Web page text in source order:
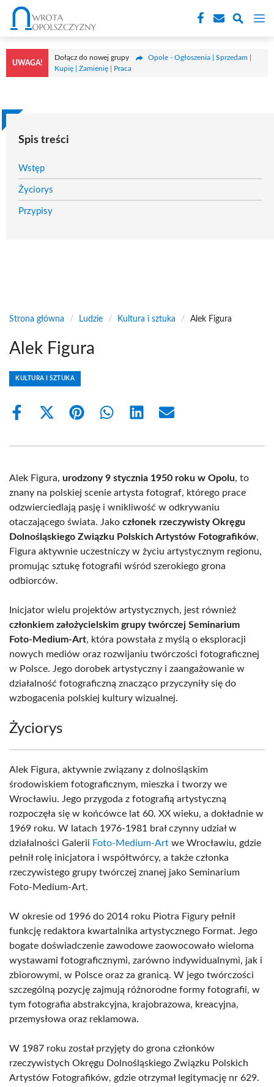
Przejdź
treści
UWAGA!
Dołącz do nowej grupy
Opole - Ogłoszenia | Sprzedam |
Kupię | Zamienię | Praca
Spis treści
Wstęp
Życiorys
Przypisy
Strona główna / Ludzie / Kultura i sztuka / Alek Figura
Alek Figura
KULTURA I SZTUKA
Share
Share
(Twitter)
Share Share Share Share
Alek Figura, urodzony 9 stycznia 1950 roku w Opolu, to
znany na polskiej scenie artysta fotograf, którego prace
odzwierciedlają pasję i wnikliwość w odkrywaniu
otaczającego świata. Jako członek rzeczywisty Okręgu
Dolnośląskiego Związku Polskich Artystów Fotografików,
Figura aktywnie uczestniczy w życiu artystycznym regionu,
promując sztukę fotografii wśród szerokiego grona
odbiorców.
Inicjator wielu projektów artystycznych, jest również
członkiem założycielskim grupy twórczej Seminarium
Foto-Medium-Art, która powstała z myślą o eksploracji
nowych mediów oraz rozwijaniu twórczości fotograficznej
w Polsce. Jego dorobek artystyczny i zaangażowanie w
działalność fotograficzną znacząco przyczyniły się do
wzbogacenia polskiej kultury wizualnej.
Życiorys
Alek Figura, aktywnie związany z dolnośląskim
środowiskiem fotograficznym, mieszka i tworzy we
Wrocławiu. Jego przygoda z fotografią artystyczną
rozpoczęła się w końcówce lat 60. XX wieku, a dokładnie w
1969 roku. W latach 1976-1981 brał czynny udział w
działalności Galerii Foto-Medium-Art we Wrocławiu, gdzie
pełnił rolę inicjatora i współtwórcy, a także członka
rzeczywistego grupy twórczej znanej jako Seminarium
Foto-Medium-Art.
W okresie od 1996 do 2014 roku Piotra Figury pełnił
funkcję redaktora kwartalnika artystycznego Format. Jego
bogate doświadczenie zawodowe zaowocowało wieloma
wystawami fotograficznymi, zarówno indywidualnymi, jak i
zbiorowymi, w Polsce oraz za granicą. W jego twórczości
szczególną pozycję zajmują różnorodne formy fotografii, w
tym fotografia abstrakcyjna, krajobrazowa, kreacyjna,
przemysłowa oraz reklamowa.
W 1987 roku został przyjęty do grona członków
rzeczywistych Okręgu Dolnośląskiego Związku Polskich
Artystów Fotografików, gdzie otrzymał legitymację nr 629.